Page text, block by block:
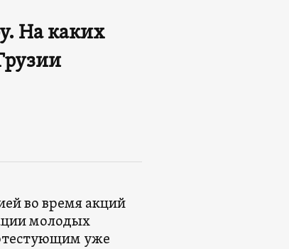
На каких
во время акций
молодых
уже